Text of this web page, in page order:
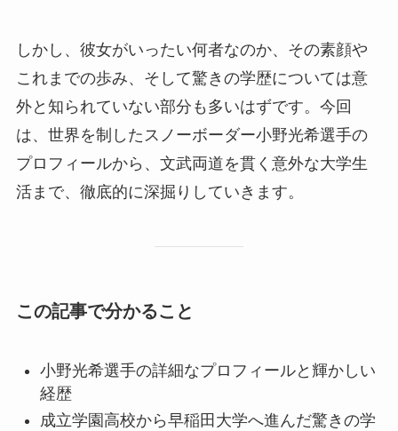
しかし、彼女がいったい何者なのか、その素顔や
これまでの歩み、そして驚きの学歴については意
外と知られていない部分も多いはずです。今回
は、世界を制したスノーボーダー小野光希選手の
プロフィールから、文武両道を貫く意外な大学生
活まで、徹底的に深掘りしていきます。
この記事で分かること
小野光希選手の詳細なプロフィールと輝かしい
経歴
成立学園高校から早稲田大学へ進んだ驚きの学